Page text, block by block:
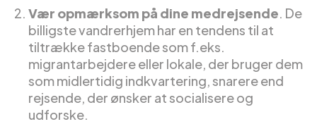
Vær opmærksom på dine medrejsende. De
billigste vandrerhjem har en tendens til at
tiltrække fastboende som f.eks.
migrantarbejdere eller lokale, der bruger dem
som midlertidig indkvartering, snarere end
rejsende, der ønsker at socialisere og
udforske.